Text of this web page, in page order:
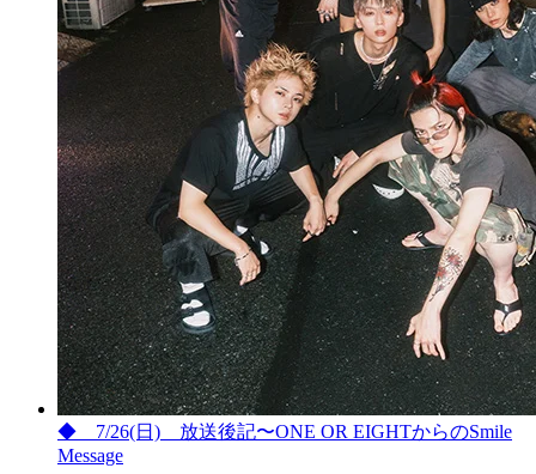
◆ 7/26(日) 放送後記〜ONE OR EIGHTからのSmile
Message